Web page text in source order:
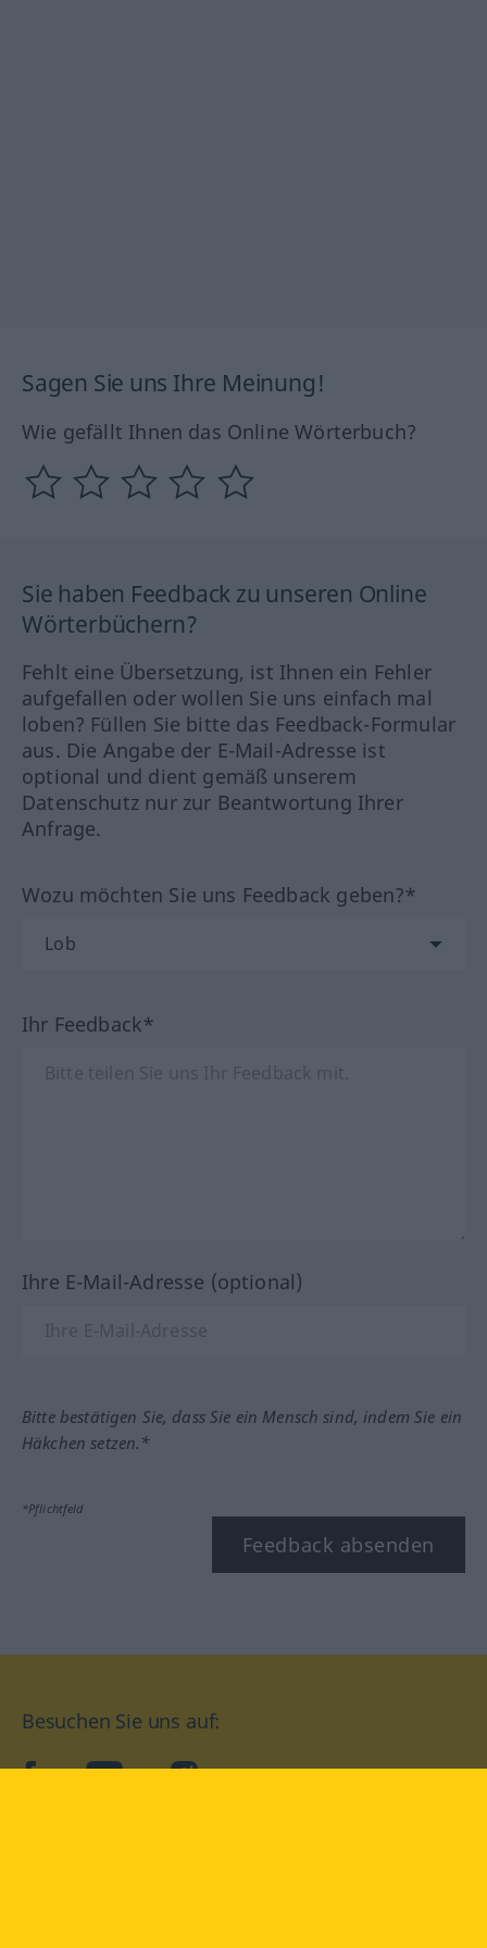
Sagen Sie uns Ihre Meinung!
Wie gefällt Ihnen das Online Wörterbuch?
Sie haben Feedback zu unseren Online
Wörterbüchern?
Fehlt eine Übersetzung, ist Ihnen ein Fehler
aufgefallen oder wollen Sie uns einfach mal
loben? Füllen Sie bitte das Feedback-Formular
aus. Die Angabe der E-Mail-Adresse ist
optional und dient gemäß unserem
Datenschutz nur zur Beantwortung Ihrer
Anfrage.
Wozu möchten Sie uns Feedback geben?*
Ihr Feedback*
Ihre E-Mail-Adresse (optional)
Bitte bestätigen Sie, dass Sie ein Mensch sind, indem Sie ein
Häkchen setzen.*
*Pflichtfeld
Feedback absenden
Besuchen Sie uns auf:
facebookYouTube Instagram